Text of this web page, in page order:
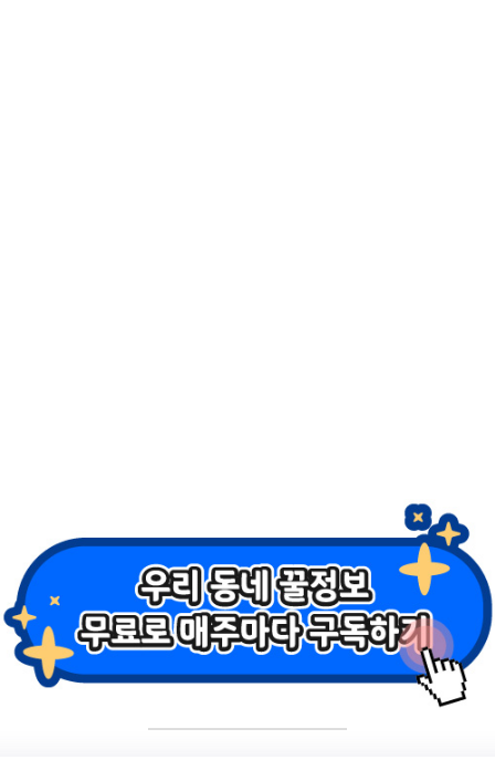
✅ 지원 소식 상세 보기 ▼
https://www.hometip.so/bridge/관광기업 역
량강화 특강 「관광氣UP DAY」 1회 개최/?
url=https://www.pohang.go.kr/bbs/pohang/